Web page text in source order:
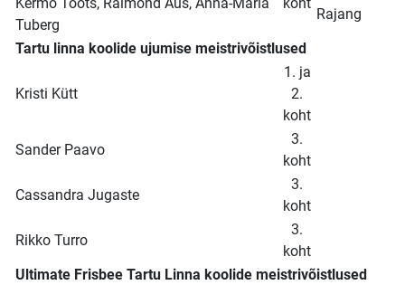
Kermo Toots, Raimond Aus, Anna-Maria
Tuberg
koht
Rajang
Tartu linna koolide ujumise meistrivõistlused
Kristi Kütt
1. ja
2.
koht
Sander Paavo
3.
koht
Cassandra Jugaste
3.
koht
Rikko Turro
3.
koht
Ultimate Frisbee Tartu Linna koolide meistrivõistlused